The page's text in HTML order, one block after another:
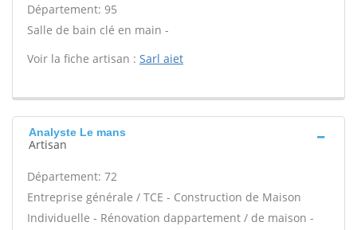
Département: 95
Salle de bain clé en main -
Voir la fiche artisan : Sarl aiet
Analyste Le mans
Artisan
Département: 72
Entreprise générale / TCE - Construction de Maison
Individuelle - Rénovation dappartement / de maison -